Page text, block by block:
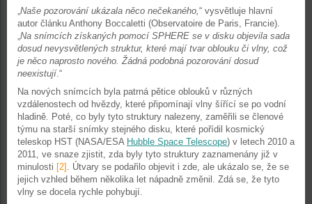
„Naše pozorování ukázala něco nečekaného,“ vysvětluje hlavní
autor článku Anthony Boccaletti (Observatoire de Paris, Francie).
„Na snímcích získaných pomocí SPHERE se v disku objevila sada
dosud nevysvětlených struktur, které mají tvar oblouku či vlny, což
je něco naprosto nového. Žádná podobná pozorování dosud
neexistují.“
Na nových snímcích byla patrná pětice oblouků v různých
vzdálenostech od hvězdy, které připomínají vlny šířící se po vodní
hladině. Poté, co byly tyto struktury nalezeny, zaměřili se členové
týmu na starší snímky stejného disku, které pořídil kosmický
teleskop HST (NASA/ESA Hubble Space Telescope) v letech 2010 a
2011, ve snaze zjistit, zda byly tyto struktury zaznamenány již v
minulosti [2] . Útvary se podařilo objevit i zde, ale ukázalo se, že se
jejich vzhled během několika let nápadně změnil. Zdá se, že tyto
vlny se docela rychle pohybují.